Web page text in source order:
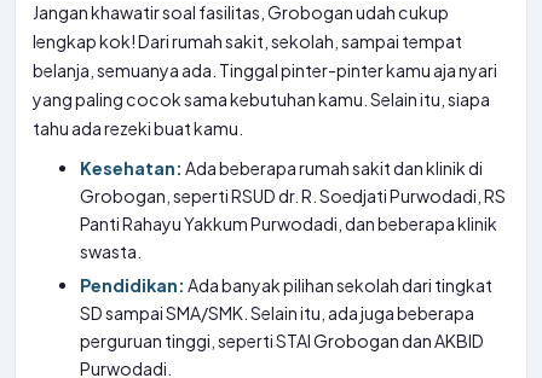
Jangan khawatir soal fasilitas, Grobogan udah cukup
lengkap kok! Dari rumah sakit, sekolah, sampai tempat
belanja, semuanya ada. Tinggal pinter-pinter kamu aja nyari
yang paling cocok sama kebutuhan kamu. Selain itu, siapa
tahu ada rezekibuat kamu.
Kesehatan: Ada beberapa rumah sakit dan klinik di
Grobogan, seperti RSUD dr. R. Soedjati Purwodadi, RS
Panti Rahayu Yakkum Purwodadi, dan beberapa klinik
swasta.
Pendidikan: Ada banyak pilihan sekolah dari tingkat
SD sampai SMA/SMK. Selain itu, ada juga beberapa
perguruan tinggi, seperti STAI Grobogan dan AKBID
Purwodadi.